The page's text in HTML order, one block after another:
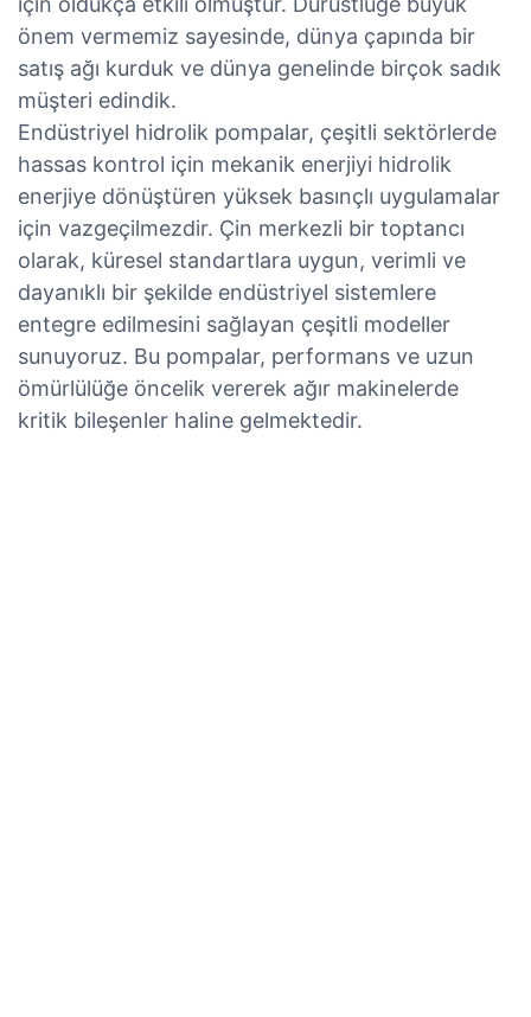
önem vermemiz sayesinde, dünya çapında bir
satış ağı kurduk ve dünya genelinde birçok sadık
müşteri edindik.
Endüstriyel hidrolik pompalar, çeşitli sektörlerde
hassas kontrol için mekanik enerjiyi hidrolik
enerjiye dönüştüren yüksek basınçlı uygulamalar
için vazgeçilmezdir. Çin merkezli bir toptancı
olarak, küresel standartlara uygun, verimli ve
dayanıklı bir şekilde endüstriyel sistemlere
entegre edilmesini sağlayan çeşitli modeller
sunuyoruz. Bu pompalar, performans ve uzun
ömürlülüğe öncelik vererek ağır makinelerde
kritik bileşenler haline gelmektedir.